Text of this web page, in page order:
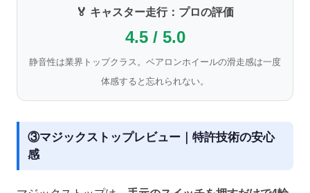
🏅 キャスター走行：プロの評価
4.5 / 5.0
静音性は業界トップクラス。ベアロンホイールの滑走感は一度
体感すると忘れられない。
③マジックストップレビュー｜特許技術の安心
感